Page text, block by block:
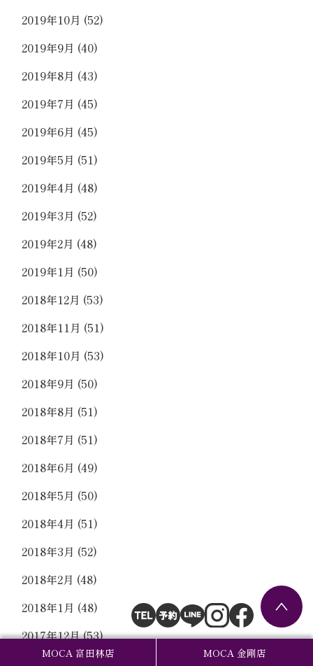
MOCA 富田林店 MOCA 金剛店
2019年10月 (52)
2019年9月 (40)
2019年8月 (43)
2019年7月 (45)
2019年6月 (45)
2019年5月 (51)
2019年4月 (48)
2019年3月 (52)
2019年2月 (48)
2019年1月 (50)
2018年12月 (53)
2018年11月 (51)
2018年10月 (53)
2018年9月 (50)
2018年8月 (51)
2018年7月 (51)
2018年6月 (49)
2018年5月 (50)
2018年4月 (51)
2018年3月 (52)
2018年2月 (48)
2018年1月 (48)
2017年12月(53)